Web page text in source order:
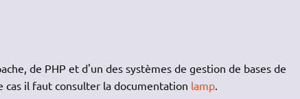
de PHP et d'un des systèmes de gestion de bases de
cas il faut consulter la documentation lamp.